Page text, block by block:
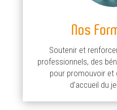
Nos
Soutenir et
professionnels, des
pour promouvoir et
d’accueil du